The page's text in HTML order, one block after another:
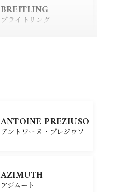
BREITLING
ブライトリング
ジン
セイコー
ANTOINE PREZIUSO
アントワーヌ・プレジウソ
AZIMUTH
アジムート